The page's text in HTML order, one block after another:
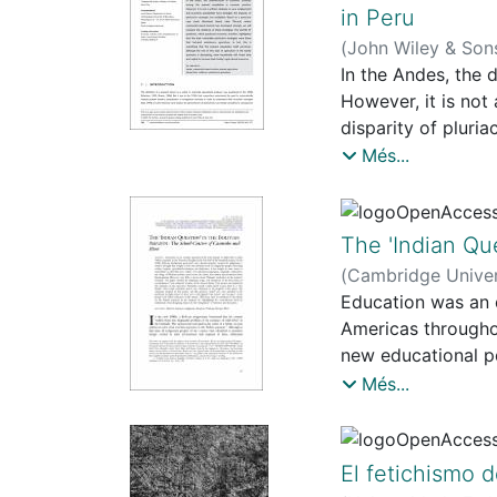
autorització,
indígenes—.
que l’apreciació
indígenes amb
com un procés
Seguint les
in Peru
(John Wiley &
In the Andes, the
However, it is not
disparity of
Titicaca), where
vulnerable
that the peasant
economy is
resources.
Més...
The 'Indian
(Cambridge
Education was
Americas
new educational
by indigenous
the village of
However, very
originality,
Més...
El fetichismo